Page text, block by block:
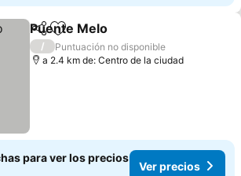
CompartirAñadir a favoritos
Puente Melo
/
Puntuación no disponible
a 2.4 km de: Centro de la ciudad
para ver los precios
Ver precios